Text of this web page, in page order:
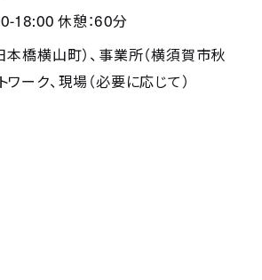
18:00休憩：60分
本橋横山町）、事業所（横須賀市秋
ワーク、現場（必要に応じて）